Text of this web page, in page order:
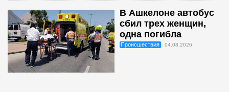
В Ашкелоне автобус
сбил трех женщин,
одна погибла
Происшествия 04.08.2026